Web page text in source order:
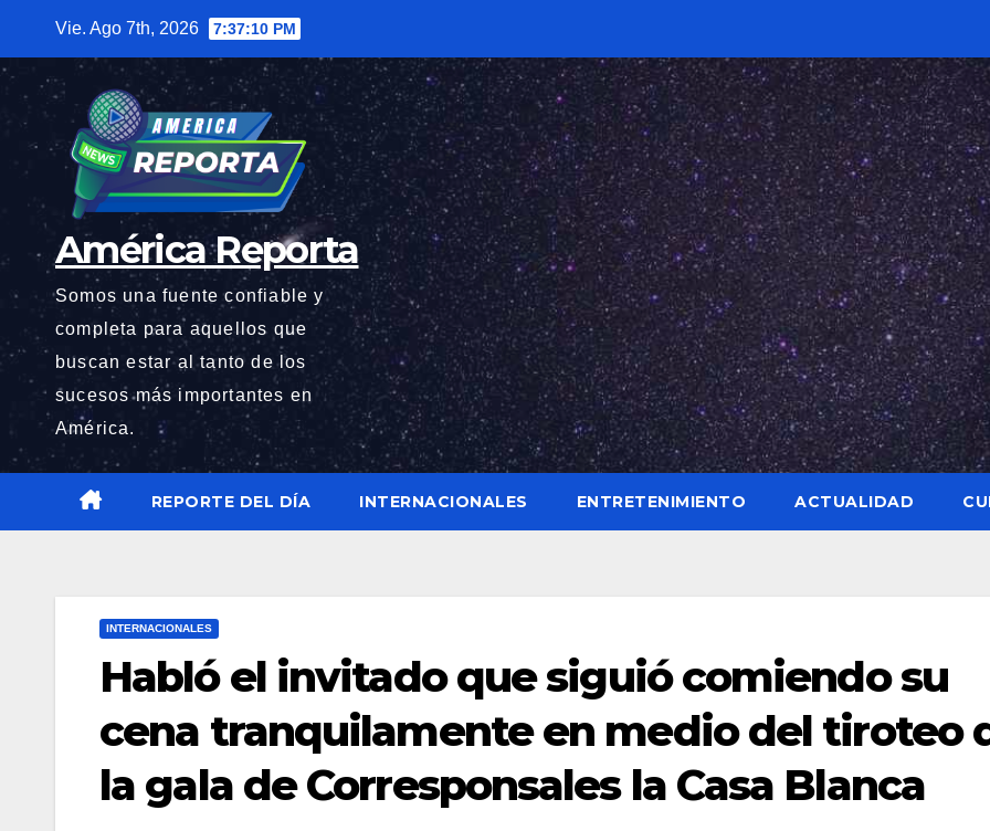
contenido
Vie. Ago 7th, 2026 7:37:11 PM
América Reporta
Somos una fuente confiable y
completa para aquellos que
buscan estar al tanto de los
sucesos más importantes en
América.
REPORTE DEL DÍA INTERNACIONALES ENTRETENIMIENTO ACTUALIDAD
INTERNACIONALES
Habló el invitado que siguió comiendo su
cena tranquilamente en medio del tiroteo
la gala de Corresponsales la Casa Blanca